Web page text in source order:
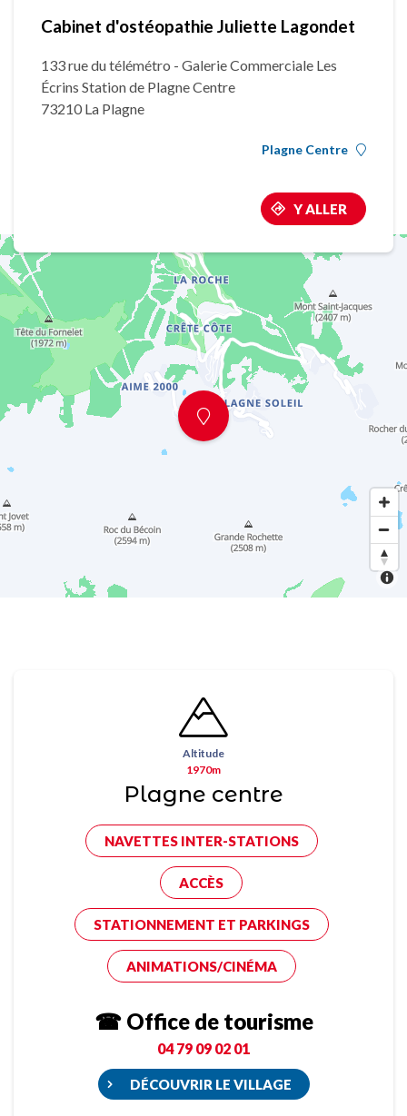
Cabinet d'ostéopathie Juliette Lagondet
133 rue du télémétro - Galerie Commerciale Les
Écrins Station de Plagne Centre
73210 La Plagne
Plagne Centre
Y ALLER
Altitude
1970m
Plagne centre
NAVETTES INTER-STATIONS
ACCÈS
STATIONNEMENT ET PARKINGS
ANIMATIONS/CINÉMA
☎ Office de tourisme
04 79 09 02 01
DÉCOUVRIR LE VILLAGE